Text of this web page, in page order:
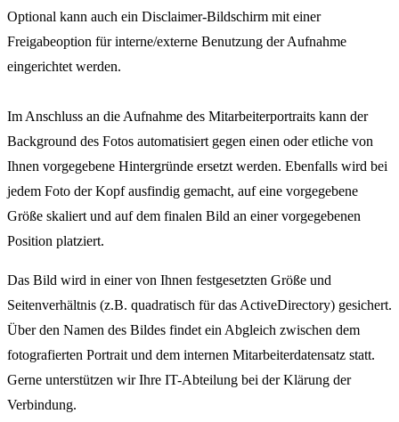
Optional kann auch ein Disclaimer-Bildschirm mit einer
Freigabeoption für interne/externe Benutzung der Aufnahme
eingerichtet werden.
Im Anschluss an die Aufnahme des Mitarbeiterportraits kann der
Background des Fotos automatisiert gegen einen oder etliche von
Ihnen vorgegebene Hintergründe ersetzt werden. Ebenfalls wird bei
jedem Foto der Kopf ausfindig gemacht, auf eine vorgegebene
Größe skaliert und auf dem finalen Bild an einer vorgegebenen
Position platziert.
Das Bild wird in einer von Ihnen festgesetzten Größe und
Seitenverhältnis (z.B. quadratisch für das ActiveDirectory) gesichert.
Über den Namen des Bildes findet ein Abgleich zwischen dem
fotografierten Portrait und dem internen Mitarbeiterdatensatz statt.
Gerne unterstützen wir Ihre IT-Abteilung bei der Klärung der
Verbindung.